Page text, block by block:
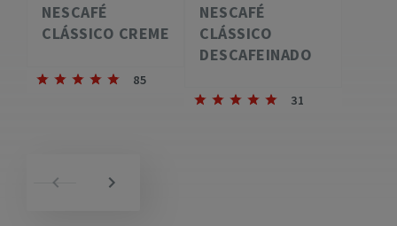
NESCAFÉ
CLÁSSICO CREME
85
NESCAFÉ
CLÁSSICO
DESCAFEINADO
31